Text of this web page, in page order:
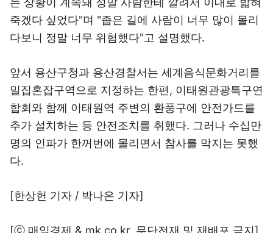
죽겠다 싶었다"며 "좁은 길에 사람이 너무 많이 몰리
다보니 정말 너무 위험했다"고 설명했다.
앞서 용산구청과 용산경찰서는 세계음식문화거리를
밀집혼잡구역으로 지정하는 한편, 이태원관광특구연
합회와 함께 이태원역 주변의 환풍구에 안전가드를
추가 설치하는 등 안전조치를 취했다. 그러나 수십만
명의 인파가 한꺼번에 몰리면서 참사를 막지는 못했
다.
[한상헌 기자 / 박나은 기자]
[ⓒ 매일경제 & mk.co.kr, 무단전재 및 재배포 금지]